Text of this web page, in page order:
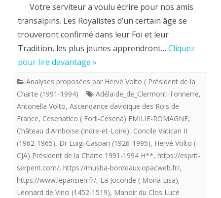
dégrader
la
de
Vinci.
(28
janvier
Volto.
ROYAL
Votre serviteur a voulu écrire pour nos amis
transalpins. Les Royalistes d’un certain âge se
trouveront confirmé dans leur Foi et leur
Tradition, les plus jeunes apprendront… Cliquez
pour lire davantage »
Analyses proposées par Hervé Volto ( Président de la
Charte (1991-1994)
Adélaïde_de_Clermont-Tonnerre,
Antonella Volto, Ascendance davidique des Rois de
France, Cesenatico ( Forli-Cesena) EMILIE-ROMAGNE,
Château d'Amboise (Indre-et-Loire), Concile Vatican II
(1962-1965), Dr Luigi Gaspari (1926-1995), Hervé Volto (
CJA) Président de la Charte 1991-1994 H**, https://esprit-
serpent.com/, https://musba-bordeaux.opacweb.fr/,
https://www.leparisien.fr/, La Joconde ( Mona Lisa),
Léonard de Vinci (1452-1519), Manoir du Clos Lucé